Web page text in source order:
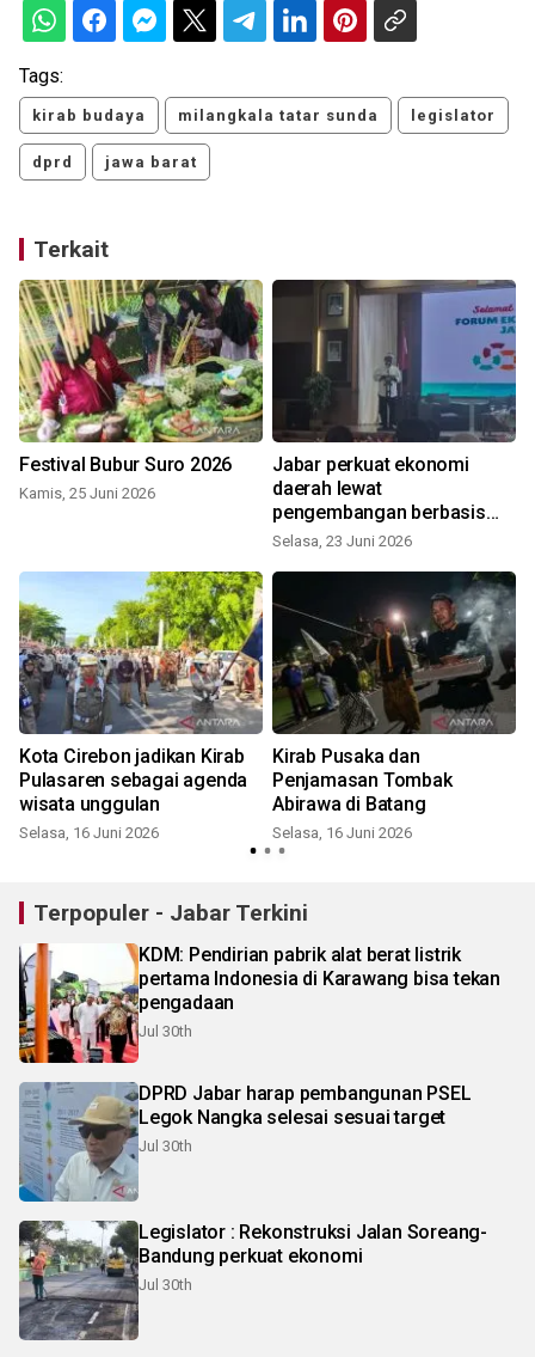
Tags:
kirab budaya milangkala tatar sunda legislator
dprd jawa barat
Terkait
Festival Bubur Suro 2026
Kamis, 25 Juni 2026
Jabar perkuat ekonomi
daerah lewat
pengembangan berbasis
budaya agar berkelanjutan
Selasa, 23 Juni 2026
Kota Cirebon jadikan Kirab
Pulasaren sebagai agenda
wisata unggulan
Selasa, 16 Juni 2026
Kirab Pusaka dan
Penjamasan Tombak
Abirawa di Batang
Selasa, 16 Juni 2026
Terpopuler - Jabar Terkini
KDM: Pendirian pabrik alat berat listrik
pertama Indonesia di Karawang bisa tekan
pengadaan
Jul 30th
DPRD Jabar harap pembangunan PSEL
Legok Nangka selesai sesuai target
Jul 30th
Legislator : Rekonstruksi Jalan Soreang-
Bandung perkuat ekonomi
Jul 30th